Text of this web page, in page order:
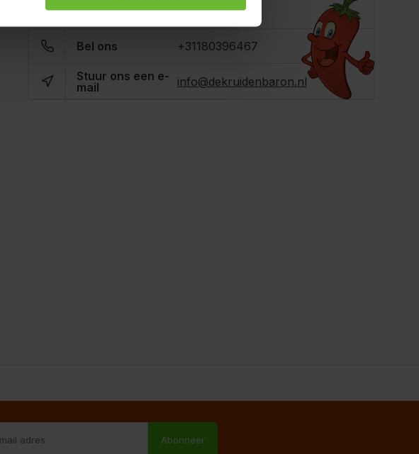
Kunnen we je helpen?
Bel ons +31180396467
Stuur ons een e-
mail
info@dekruidenbaron.nl
Abonneer